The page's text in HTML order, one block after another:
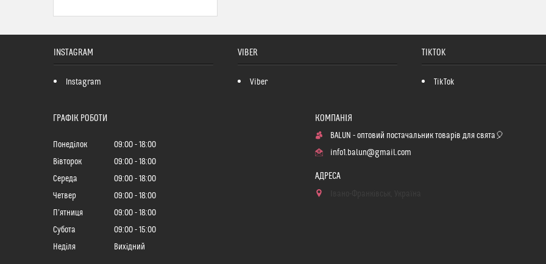
INSTAGRAM
Instagram
VIBER
Viber
TIKTOK
TikTok
ГРАФІК РОБОТИ
Понеділок 09:00
18:00
Вівторок
09:00
18:00
Середа
09:00
18:00
Четвер
09:00
18:00
Пʼятниця
09:00
18:00
Субота
09:00
15:00
Неділя
Вихідний
BALUN - оптовий постачальник товарів для свята🎈
info1.balun@gmail.com